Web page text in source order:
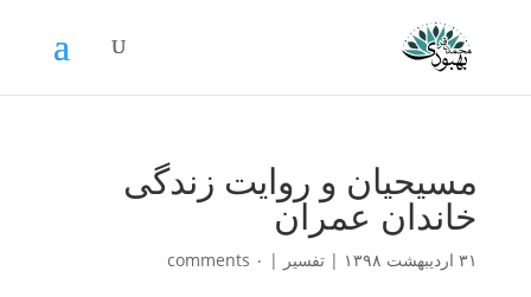
مسیحیان و روایت زندگی
خاندان عمران
۳۱ اردیبهشت ۱۳۹۸ | تفسیر | ۰ comments